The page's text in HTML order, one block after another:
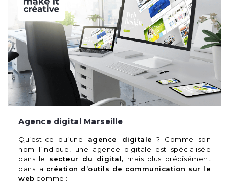
Agence digital Marseille
Qu’est-ce qu’une agence digitale ? Comme son
nom l’indique, une agence digitale est spécialisée
dans le secteur du digital, mais plus précisément
dans la création d’outils de communication sur le
web comme :